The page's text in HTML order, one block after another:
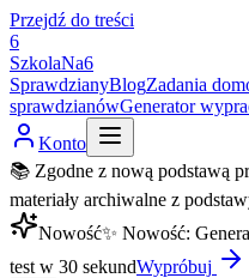
Przejdź do treści
6
SzkolaNa6
SprawdzianyBlogZadania
sprawdzianówGenerator
Konto
📚 Zgodne z nową podstawą
materiały archiwalne z
Nowość✨ Nowość:
test w 30 sekundWypróbuj